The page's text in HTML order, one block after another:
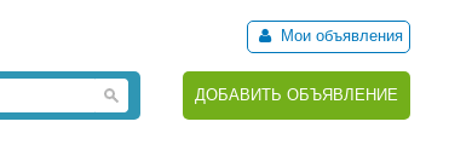
Мои объявления
ДОБАВИТЬ ОБЪЯВЛЕНИЕ